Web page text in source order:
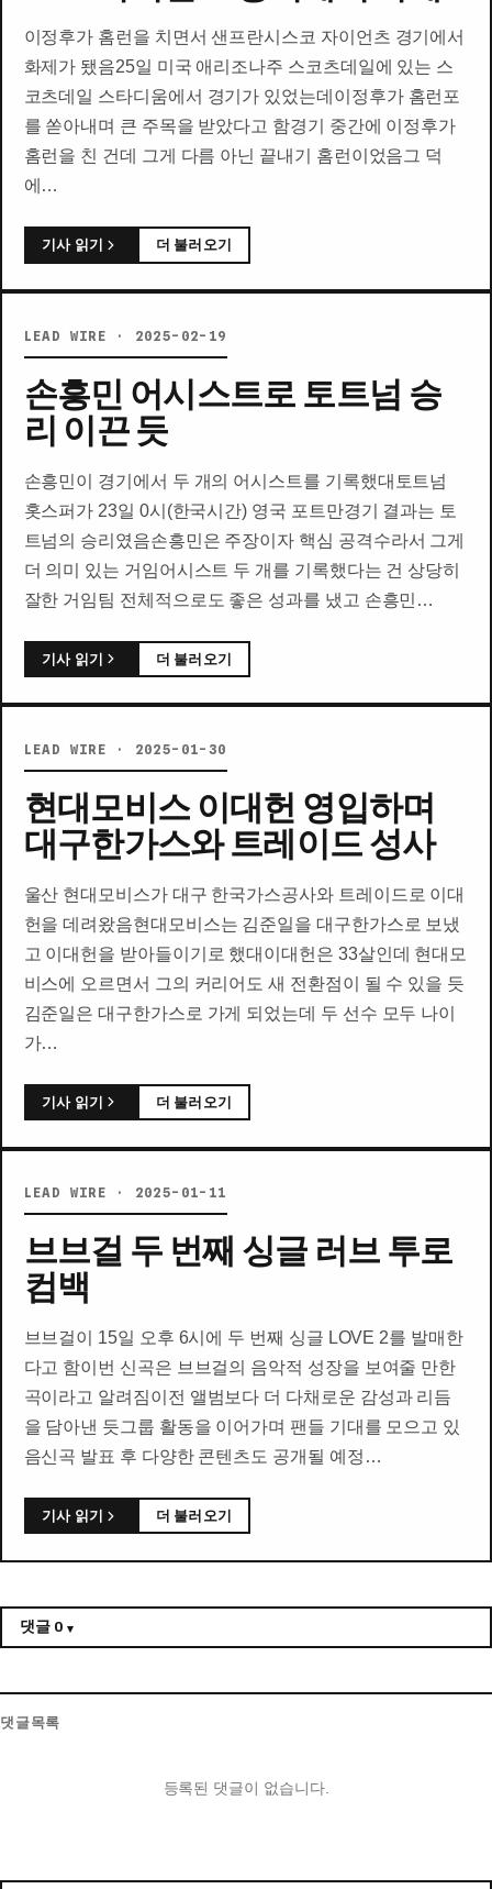
이정후가 홈런을 치면서 샌프란시스코 자이언츠 경기에서
화제가 됐음25일 미국 애리조나주 스코츠데일에 있는 스
코츠데일 스타디움에서 경기가 있었는데이정후가 홈런포
를 쏟아내며 큰 주목을 받았다고 함경기 중간에 이정후가
홈런을 친 건데 그게 다름 아닌 끝내기 홈런이었음그 덕
에…
기사 읽기 더 불러오기
LEAD WIRE · 2025-02-19
손흥민 어시스트로 토트넘 승
리 이끈 듯
손흥민이 경기에서 두 개의 어시스트를 기록했대토트넘
홋스퍼가 23일 0시(한국시간) 영국 포트만경기 결과는 토
트넘의 승리였음손흥민은 주장이자 핵심 공격수라서 그게
더 의미 있는 거임어시스트 두 개를 기록했다는 건 상당히
잘한 거임팀 전체적으로도 좋은 성과를 냈고 손흥민…
기사 읽기 더 불러오기
LEAD WIRE · 2025-01-30
현대모비스 이대헌 영입하며
대구한가스와 트레이드 성사
울산 현대모비스가 대구 한국가스공사와 트레이드로 이대
헌을 데려왔음현대모비스는 김준일을 대구한가스로 보냈
고 이대헌을 받아들이기로 했대이대헌은 33살인데 현대모
비스에 오르면서 그의 커리어도 새 전환점이 될 수 있을 듯
김준일은 대구한가스로 가게 되었는데 두 선수 모두 나이
가…
기사 읽기 더 불러오기
LEAD WIRE · 2025-01-11
브브걸 두 번째 싱글 러브 투로
컴백
브브걸이 15일 오후 6시에 두 번째 싱글 LOVE 2를 발매한
다고 함이번 신곡은 브브걸의 음악적 성장을 보여줄 만한
곡이라고 알려짐이전 앨범보다 더 다채로운 감성과 리듬
을 담아낸 듯그룹 활동을 이어가며 팬들 기대를 모으고 있
음신곡 발표 후 다양한 콘텐츠도 공개될 예정…
기사 읽기 더 불러오기
댓글0
댓글목록
등록된 댓글이 없습니다.